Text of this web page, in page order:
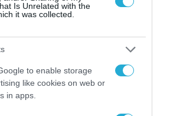
Is Unrelated with the
it was collected.
to enable storage
like cookies on web or
in apps.